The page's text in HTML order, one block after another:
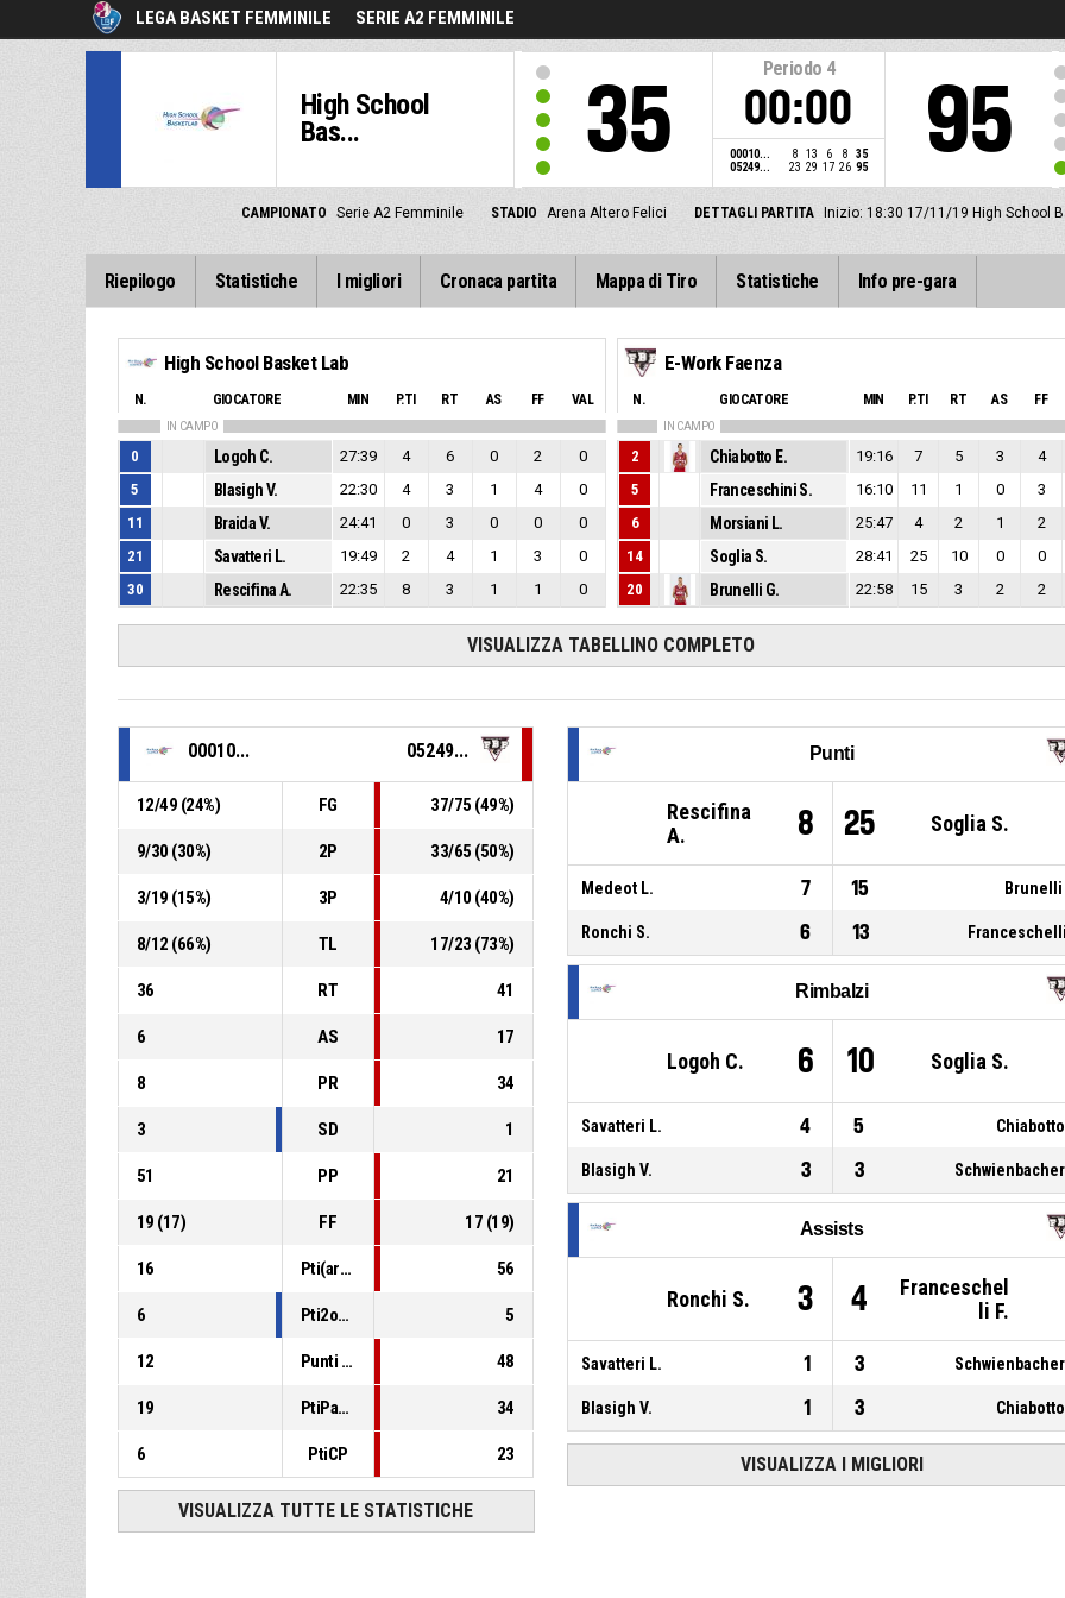
LEGA BASKET FEMMINILE SERIE A2 FEMMINILE
High School
Bas...
35
Periodo 4
00:00
00010... 8 13 6 8
35
05249...
23 29 17 26 95 95
CAMPIONATO Serie A2 Femminile STADIO Arena Altero Felici DETTAGLI PARTITA Inizio: 18:30 17/11/19 High School
Riepilogo Statistiche I migliori Cronaca partita Mappa di Tiro Statistiche Info pre-gara
High School Basket Lab
N. GIOCATORE MIN P.TI RT AS FF VAL
IN CAMPO
0 Logoh C. 27:39 4 6 0 2
0
5
Blasigh V. 22:30 4 3 1 4
0
11
Braida V. 24:41 0 3 0 0
0
21
Savatteri L. 19:49 2 4 1 3
0
30
Rescifina A. 22:35 8 3 1 1 0
E-Work Faenza
N. GIOCATORE MIN P.TI RT AS FF
IN CAMPO
2 Chiabotto E. 19:16 7 5 3 4
5
Franceschini S. 16:10 11 1 0 3
6
Morsiani L. 25:47 4 2 1 2
14
Soglia S. 28:41 25 10 0 0
20
Brunelli G. 22:58 15 3 2 2
VISUALIZZA TABELLINO COMPLETO
00010... 05249...
12/49 (24%) FG 37/75 (49%)
9/30 (30%) 2P 33/65 (50%)
3/19 (15%) 3P 4/10 (40%)
8/12 (66%) TL 17/23 (73%)
36 RT 41
6 AS 17
8 PR 34
3 SD 1
51 PP 21
19 (17) FF 17 (19)
16 Pti(area) 56
6 Pti2opp 5
12 Punti in contropiede 48
19 PtiPanch 34
6 PtiCP 23
VISUALIZZA TUTTE LE STATISTICHE
Punti
Rescifina
A.
8 25 Soglia S.
Medeot L. 7 15 Brunelli
Ronchi S. 6 13
Rimbalzi
Logoh C. 6 10 Soglia S.
Savatteri L. 4 5
Blasigh V. 3 3
Assists
Ronchi S. 3 4
Franceschel
li F.
Savatteri L. 1 3
Blasigh V. 1 3
VISUALIZZA I MIGLIORI